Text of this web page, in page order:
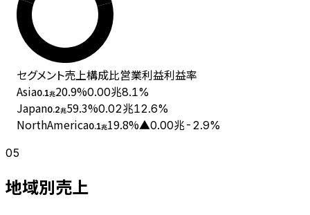
セグメント売上構成比営業利益利益率
Asia0.1兆20.9%0.00兆8.1%
Japan0.2兆59.3%0.02兆12.6%
NorthAmerica0.1兆19.8%▲0.00兆-2.9%
05
地域別売上